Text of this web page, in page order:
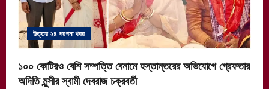
উত্তর ২৪ পরগনা খবর
১০০ কোটিরও বেশি সম্পত্তি বেনামে হস্তান্তরের অভিযোগে গ্রেফতার
অদিতি মুন্সীর স্বামী দেবরাজ চক্রবর্তী